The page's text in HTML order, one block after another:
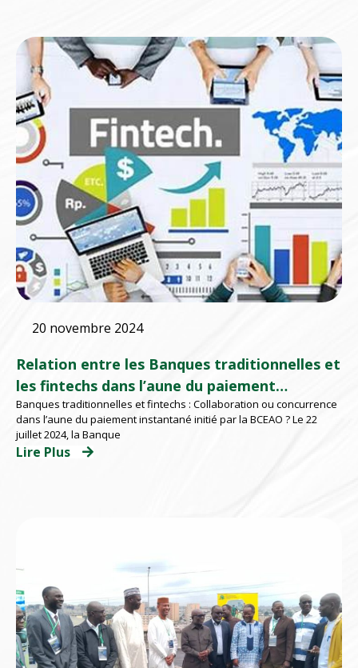
20 novembre 2024
Relation entre les Banques traditionnelles et
les fintechs dans l’aune du paiement
instantané initié par la BCEAO.
Banques traditionnelles et fintechs : Collaboration ou concurrence
dans l’aune du paiement instantané initié par la BCEAO ? Le 22
juillet 2024, la Banque
Lire Plus